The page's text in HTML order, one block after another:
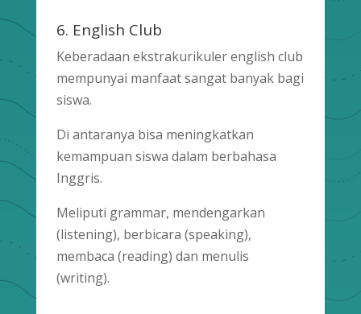
6. English Club
Keberadaan ekstrakurikuler english club
mempunyai manfaat sangat banyak bagi
siswa.
Di antaranya bisa meningkatkan
kemampuan siswa dalam berbahasa
Inggris.
Meliputi grammar, mendengarkan
(listening), berbicara (speaking),
membaca (reading) dan menulis
(writing).